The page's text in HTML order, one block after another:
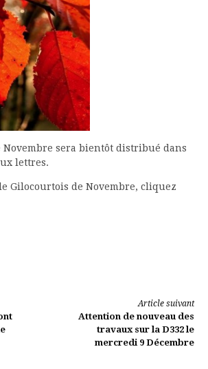
Novembre sera bientôt distribué dans
lettres.
Gilocourtois de Novembre, cliquez
Article suivant
Attention de nouveau des
travaux sur la D332 le
mercredi 9 Décembre